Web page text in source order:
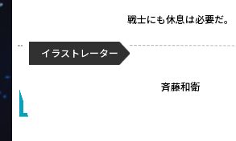
戦士にも休息は必要だ。
イラストレーター
斉藤和衛